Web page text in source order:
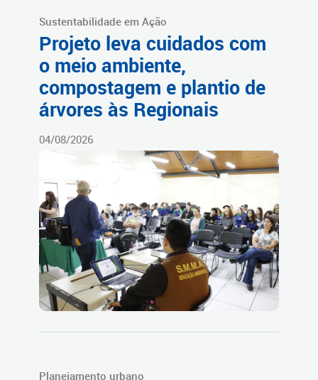
Sustentabilidade em Ação
Projeto leva cuidados com
o meio ambiente,
compostagem e plantio de
árvores às Regionais
04/08/2026
Planejamento urbano